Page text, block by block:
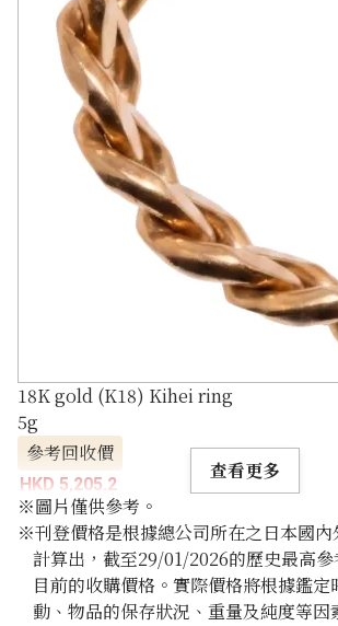
18K gold (K18) Kihei ring
5g
參考回收價
HKD 5,205.2
查看更多
※圖片僅供參考。
※刊登價格是根據總公司所在之日本國內
計算出，截至29/01/2026的歷史最高
目前的收購價格。實際價格將根據鑑定
動、物品的保存狀況、重量及純度等因